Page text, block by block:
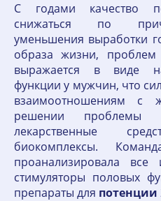
C годами качество
снижаться по
уменьшения выработки
образа жизни,
выражается в виде
функции у мужчин, что
взаимоотношениям
решении проблемы
лекарственные
биокомплексы.
проанализировала
стимуляторы половых
препараты для потенции